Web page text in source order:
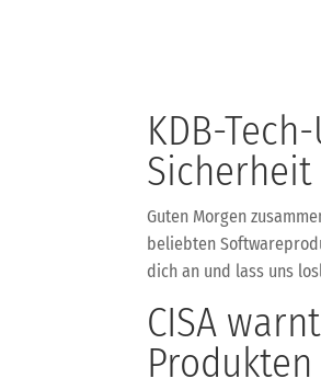
KDB-
Sicherheit
Guten Morgen
beliebten
dich an und lass uns
CISA
Produkten